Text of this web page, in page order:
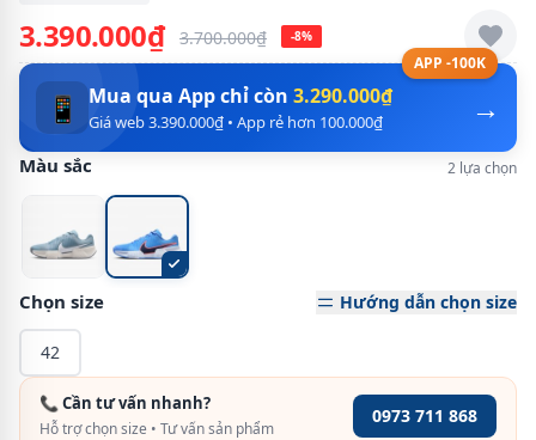
3.390.000₫ 3.700.000₫ -8%
APP -100K
→
📱 Mua qua App chỉ còn 3.290.000₫
Giá web 3.390.000₫ • App rẻ hơn 100.000₫
Màu sắc 2 lựa chọn
Chọn size Hướng dẫn chọn size
42
📞 Cần tư vấn nhanh?
Hỗ trợ chọn size • Tư vấn sản phẩm
0973 711 868